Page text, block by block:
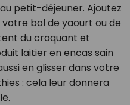
petit-déjeuner. Ajoutez
bol de yaourt ou de
du croquant et
laitier en encas sain
en glisser dans votre
: cela leur donnera